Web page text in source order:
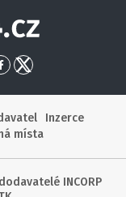
Globe24
PřejítPřejít
Inzerce
místa
INCORP